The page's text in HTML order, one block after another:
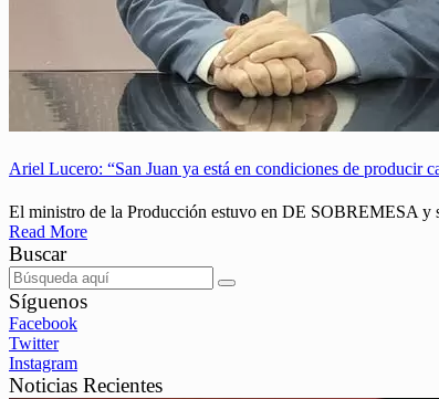
Ariel Lucero: “San Juan ya está en condiciones de producir
El ministro de la Producción estuvo en DE SOBREMESA y
Read More
Buscar
Síguenos
Facebook
Twitter
Instagram
Noticias Recientes